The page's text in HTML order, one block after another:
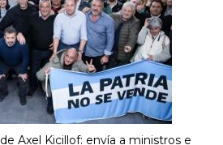
Axel Kicillof: envía a ministros e